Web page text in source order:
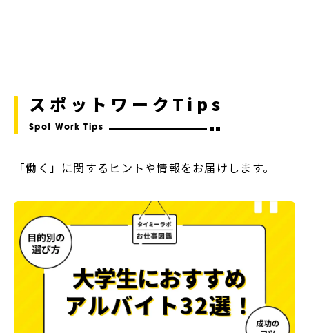
スポットワークTips
Spot Work Tips
「働く」に関するヒントや情報をお届けします。